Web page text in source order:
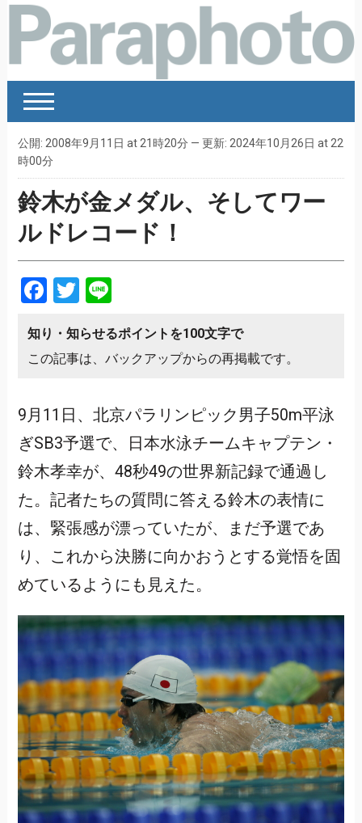
公開: 2008年9月11日 at 21時20分 — 更新: 2024年10月26日 at 22
時00分
鈴木が金メダル、そしてワー
ルドレコード！
Facebook
Twitter
Line
知り・知らせるポイントを100文字で
この記事は、バックアップからの再掲載です。
9月11日、北京パラリンピック男子50m平泳
ぎSB3予選で、日本水泳チームキャプテン・
鈴木孝幸が、48秒49の世界新記録で通過し
た。記者たちの質問に答える鈴木の表情に
は、緊張感が漂っていたが、まだ予選であ
り、これから決勝に向かおうとする覚悟を固
めているようにも見えた。